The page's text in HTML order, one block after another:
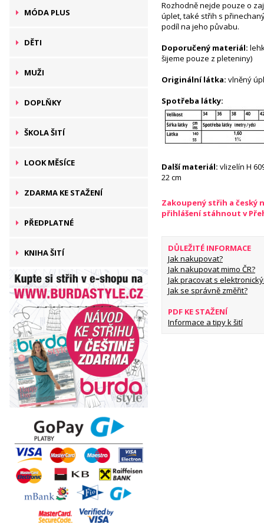
MÓDA PLUS
DĚTI
MUŽI
DOPLŇKY
ŠKOLA ŠITÍ
LOOK MĚSÍCE
ZDARMA KE STAŽENÍ
PŘEDPLATNÉ
KNIHA ŠITÍ
Rozhodně nejde pouze o
úplet, také střih s
podíl na jeho půvabu.
Doporučený materiál:
šijeme pouze z pleteniny)
Originální látka: vlněný
Spotřeba látky:
Další materiál: vlizelín H
22 cm
Zakoupený střih a český
přihlášení stáhnout v
DŮLEŽITÉ INFORMACE
Jak nakupovat?
Jak nakupovat mimo ČR?
Jak pracovat s
Jak se správně změřit?
PDF KE STAŽENÍ
Informace a tipy k šití